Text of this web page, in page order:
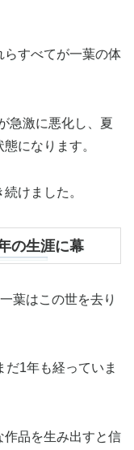
すべてが一葉の体
急激に悪化し、夏
態になります。
けました。
の生涯に幕
一葉はこの世を去り
だ1年も経っていま
作品を生み出すと信